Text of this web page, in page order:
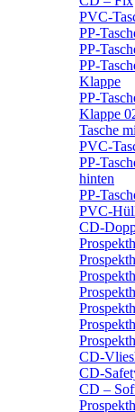
PVC-
PP-
PP-
PP-
Klappe
PP-
Klappe
Tasche
PVC-
PP-
hinten
PP-
PVC-
CD-
CD-
CD-
CD –